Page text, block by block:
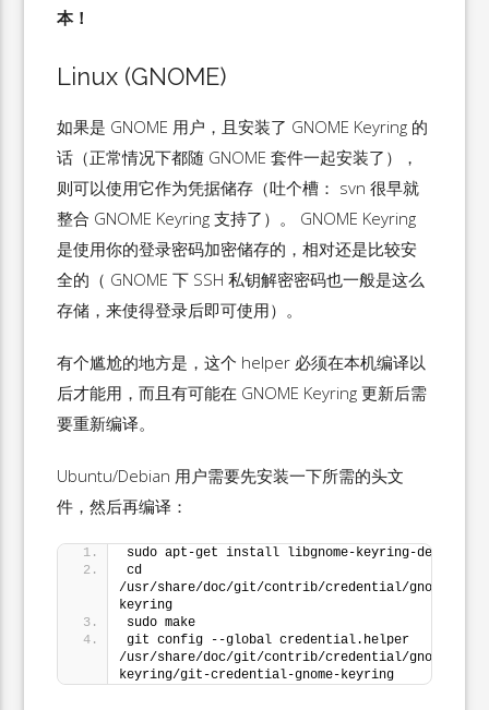
本！
Linux (GNOME)
如果是 GNOME 用户，且安装了 GNOME Keyring 的
话（正常情况下都随 GNOME 套件一起安装了），
则可以使用它作为凭据储存（吐个槽： svn 很早就
整合 GNOME Keyring 支持了）。 GNOME Keyring
是使用你的登录密码加密储存的，相对还是比较安
全的（ GNOME 下 SSH 私钥解密密码也一般是这么
存储，来使得登录后即可使用）。
有个尴尬的地方是，这个 helper 必须在本机编译以
后才能用，而且有可能在 GNOME Keyring 更新后需
要重新编译。
Ubuntu/Debian 用户需要先安装一下所需的头文
件，然后再编译：
sudo apt-get install libgnome-keyring-dev
cd
/usr/share/doc/git/contrib/credential/gnome-
keyring
sudo make
git config --global credential.helper
/usr/share/doc/git/contrib/credential/gnome-
keyring/git-credential-gnome-keyring